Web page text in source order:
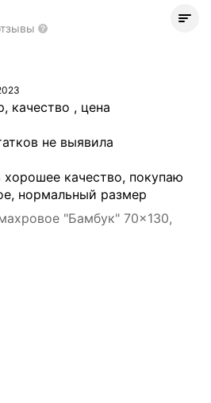
качество , цена
не выявила
хорошее качество, покупаю
нормальный размер
"Бамбук" 70x130,